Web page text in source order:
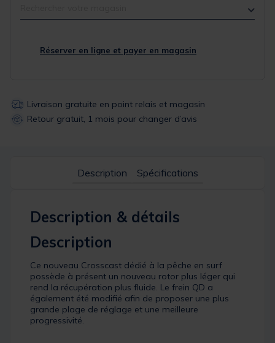
Réserver en ligne et payer en magasin
Livraison gratuite en point relais et magasin
Retour gratuit, 1 mois pour changer d’avis
Description Spécifications
Description & détails
Description
Ce nouveau Crosscast dédié à la pêche en surf
possède à présent un nouveau rotor plus léger qui
rend la récupération plus fluide. Le frein QD a
également été modifié afin de proposer une plus
grande plage de réglage et une meilleure
progressivité.